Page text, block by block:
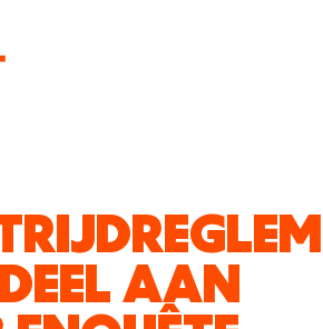
AAN